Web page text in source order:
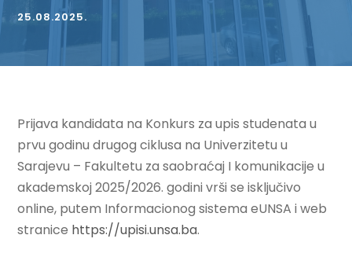
25.08.2025.
Prijava kandidata na Konkurs za upis studenata u
prvu godinu drugog ciklusa na Univerzitetu u
Sarajevu – Fakultetu za saobraćaj I komunikacije u
akademskoj 2025/2026. godini vrši se isključivo
online, putem Informacionog sistema eUNSA i web
stranice https://upisi.unsa.ba.